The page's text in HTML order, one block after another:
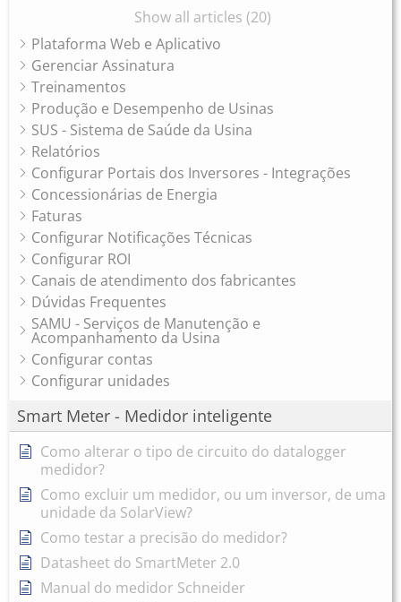
Show all articles (20)
Plataforma Web e Aplicativo
Gerenciar Assinatura
Treinamentos
Produção e Desempenho de Usinas
SUS - Sistema de Saúde da Usina
Relatórios
Configurar Portais dos Inversores - Integrações
Concessionárias de Energia
Faturas
Configurar Notificações Técnicas
Configurar ROI
Canais de atendimento dos fabricantes
Dúvidas Frequentes
SAMU - Serviços de Manutenção e
Acompanhamento da Usina
Configurar contas
Configurar unidades
Smart Meter - Medidor inteligente
Como alterar o tipo de circuito do datalogger
medidor?
Como excluir um medidor, ou um inversor, de uma
unidade da SolarView?
Como testar a precisão do medidor?
Datasheet do SmartMeter 2.0
Manual do medidor Schneider